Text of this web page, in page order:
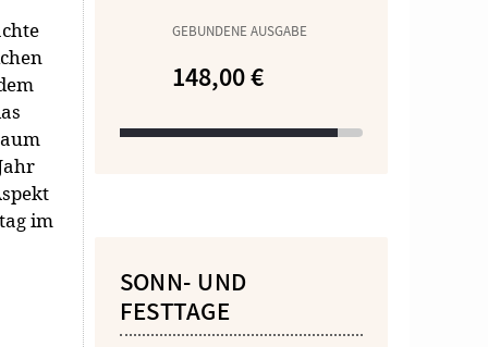
im
GEBUNDENE AUSGABE
148,00 €
SONN- UND
FESTTAGE